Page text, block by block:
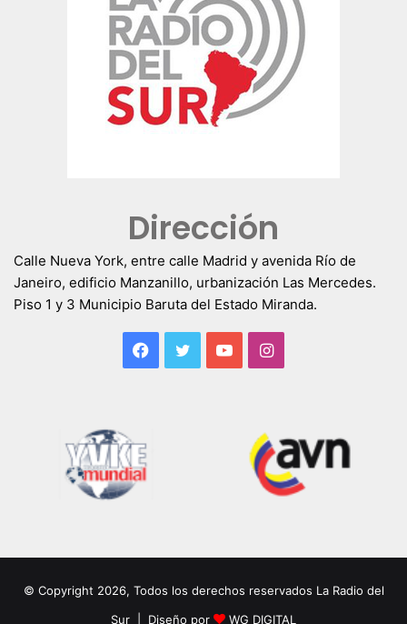
Dirección
Calle Nueva York, entre calle Madrid y avenida Río de
Janeiro, edificio Manzanillo, urbanización Las Mercedes.
Piso 1 y 3 Municipio Baruta del Estado Miranda.
Facebook
TwitterYouTubeInstagram
© Copyright 2026, Todos los derechos reservados La Radio del
Sur | Diseño por
WG DIGITAL